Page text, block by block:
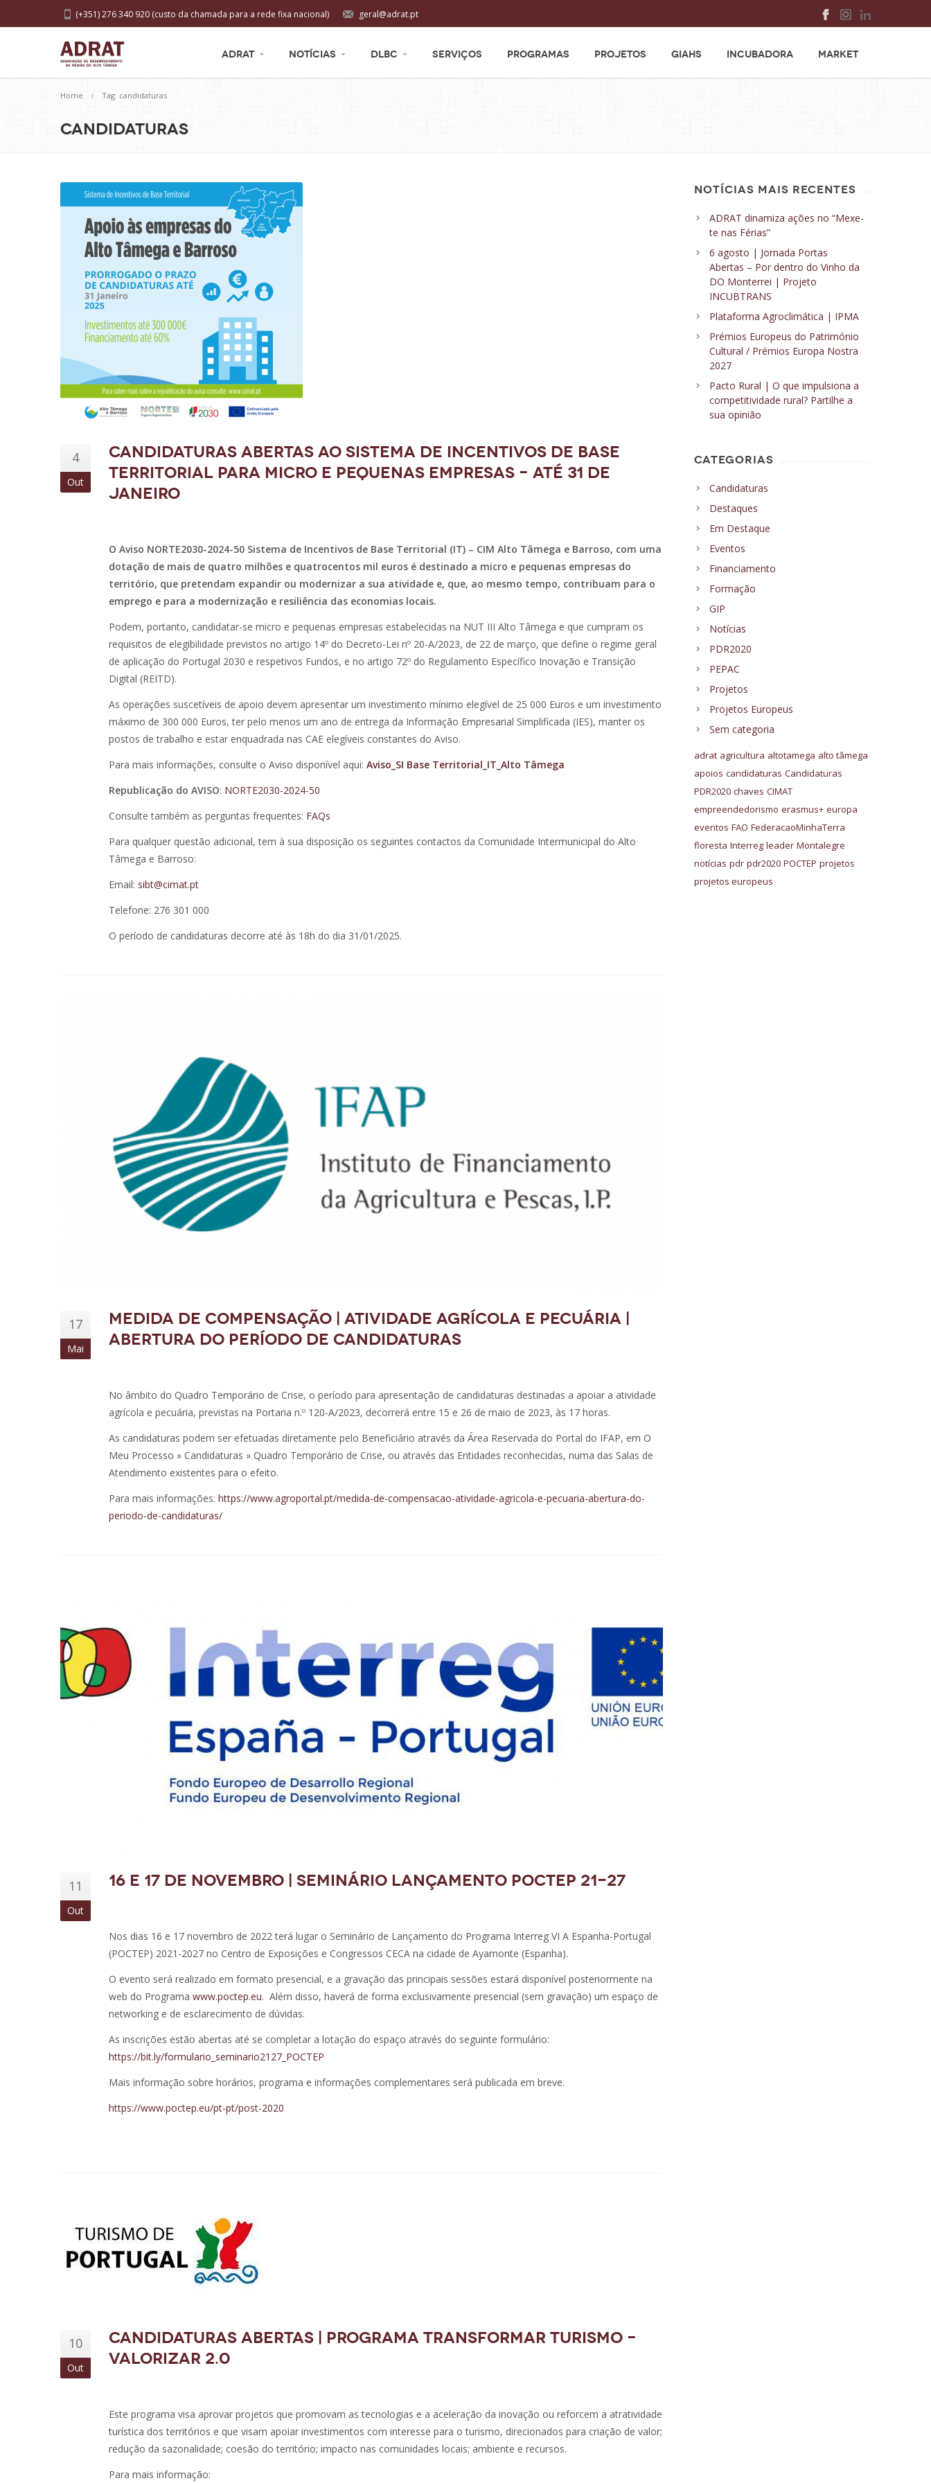
geral@adrat.pt
(+351) 276 340 920 (custo da chamada para a rede fixa nacional)
ADRAT NOTÍCIAS DLBC SERVIÇOS PROGRAMAS PROJETOS GIAHS INCUBADORA MARKET
Home Tag: candidaturas
candidaturas
4
Out
Candidaturas abertas ao Sistema de Incentivos de Base
Territorial para micro e pequenas empresas – Até 31 de
janeiro
O Aviso NORTE2030-2024-50 Sistema de Incentivos de Base Territorial (IT) – CIM Alto Tâmega e Barroso, com uma
dotação de mais de quatro milhões e quatrocentos mil euros é destinado a micro e pequenas empresas do
território, que pretendam expandir ou modernizar a sua atividade e, que, ao mesmo tempo, contribuam para o
emprego e para a modernização e resiliência das economias locais.
Podem, portanto, candidatar-se micro e pequenas empresas estabelecidas na NUT III Alto Tâmega e que cumpram os
requisitos de elegibilidade previstos no artigo 14º do Decreto-Lei nº 20-A/2023, de 22 de março, que define o regime geral
de aplicação do Portugal 2030 e respetivos Fundos, e no artigo 72º do Regulamento Específico Inovação e Transição
Digital (REITD).
As operações suscetíveis de apoio devem apresentar um investimento mínimo elegível de 25 000 Euros e um investimento
máximo de 300 000 Euros, ter pelo menos um ano de entrega da Informação Empresarial Simplificada (IES), manter os
postos de trabalho e estar enquadrada nas CAE elegíveis constantes do Aviso.
Para mais informações, consulte o Aviso disponível aqui: Aviso_SI Base Territorial_IT_Alto Tâmega
Republicação do AVISO: NORTE2030-2024-50
Consulte também as perguntas frequentes: FAQs
Para qualquer questão adicional, tem à sua disposição os seguintes contactos da Comunidade Intermunicipal do Alto
Tâmega e Barroso:
Email: sibt@cimat.pt
Telefone: 276 301 000
O período de candidaturas decorre até às 18h do dia 31/01/2025.
17
Mai
Medida de compensação | Atividade agrícola e pecuária |
Abertura do período de candidaturas
No âmbito do Quadro Temporário de Crise, o período para apresentação de candidaturas destinadas a apoiar a atividade
agrícola e pecuária, previstas na Portaria n.º 120-A/2023, decorrerá entre 15 e 26 de maio de 2023, às 17 horas.
As candidaturas podem ser efetuadas diretamente pelo Beneficiário através da Área Reservada do Portal do IFAP, em O
Meu Processo » Candidaturas » Quadro Temporário de Crise, ou através das Entidades reconhecidas, numa das Salas de
Atendimento existentes para o efeito.
Para mais informações: https://www.agroportal.pt/medida-de-compensacao-atividade-agricola-e-pecuaria-abertura-do-
periodo-de-candidaturas/
11
Out
16 e 17 de novembro | Seminário lançamento POCTEP 21-27
Nos dias 16 e 17 novembro de 2022 terá lugar o Seminário de Lançamento do Programa Interreg VI A Espanha-Portugal
(POCTEP) 2021-2027 no Centro de Exposições e Congressos CECA na cidade de Ayamonte (Espanha).
O evento será realizado em formato presencial, e a gravação das principais sessões estará disponível posteriormente na
web do Programa www.poctep.eu. Além disso, haverá de forma exclusivamente presencial (sem gravação) um espaço de
networking e de esclarecimento de dúvidas.
As inscrições estão abertas até se completar a lotação do espaço através do seguinte formulário:
https://bit.ly/formulario_seminario2127_POCTEP
Mais informação sobre horários, programa e informações complementares será publicada em breve.
https://www.poctep.eu/pt-pt/post-2020
10
Out
Candidaturas abertas | Programa Transformar Turismo –
Valorizar 2.0
Este programa visa aprovar projetos que promovam as tecnologias e a aceleração da inovação ou reforcem a atratividade
turística dos territórios e que visam apoiar investimentos com interesse para o turismo, direcionados para criação de valor;
redução da sazonalidade; coesão do território; impacto nas comunidades locais; ambiente e recursos.
Para mais informação:
NOTÍCIAS MAIS RECENTES
ADRAT dinamiza ações no “Mexe-
te nas Férias”
6 agosto | Jornada Portas
Abertas – Por dentro do Vinho da
DO Monterrei | Projeto
INCUBTRANS
Plataforma Agroclimática | IPMA
Prémios Europeus do Património
Cultural / Prémios Europa Nostra
2027
Pacto Rural | O que impulsiona a
competitividade rural? Partilhe a
sua opinião
CATEGORIAS
Candidaturas
Destaques
Em Destaque
Eventos
Financiamento
Formação
GIP
Notícias
PDR2020
PEPAC
Projetos
Projetos Europeus
Sem categoria
adrat agricultura altotamega alto tâmega
apoios candidaturas Candidaturas
PDR2020 chaves CIMAT
empreendedorismo erasmus+ europa
eventos FAO FederacaoMinhaTerra
floresta Interreg leader Montalegre
notícias pdr pdr2020 POCTEP projetos
projetos europeus